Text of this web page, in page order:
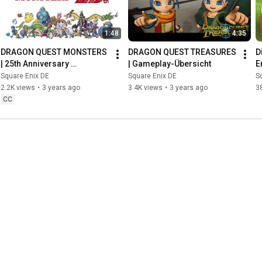
1:48
DRAGON QUEST MONSTERS
| 25th Anniversary
Celebration!
Square Enix DE
2.2K views • 3 years ago
CC
4:35
DRAGON QUEST TREASURES
| Gameplay-Übersicht
Square Enix DE
3.4K views • 3 years ago